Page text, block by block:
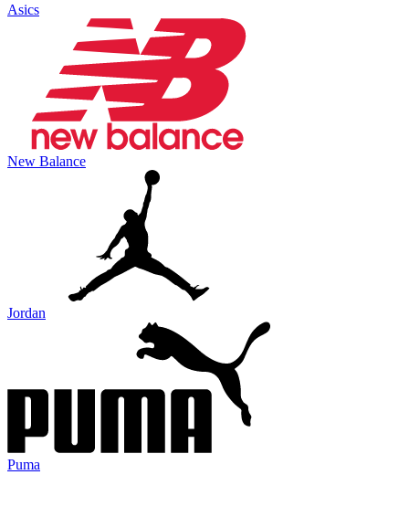
Asics
New Balance
Jordan
Puma